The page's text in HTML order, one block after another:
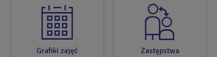
Grafiki zajęć Zastępstwa